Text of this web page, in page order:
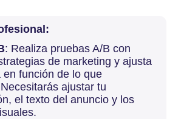
: Realiza pruebas A/B con
de marketing y ajusta
en función de lo que
ajustar tu
el texto del anuncio y los